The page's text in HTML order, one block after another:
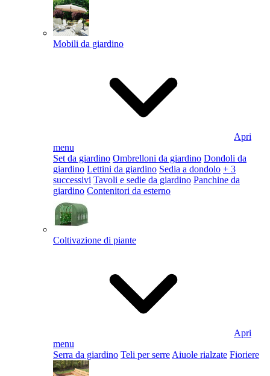
Mobili da giardino
Apri
menu
Set da giardino Ombrelloni da giardino Dondoli da
giardino Lettini da giardino Sedia a dondolo + 3
successivi Tavoli e sedie da giardino Panchine da
giardino Contenitori da esterno
Coltivazione di piante
Apri
menu
Serra da giardino Teli per serre Aiuole rialzate Fioriere